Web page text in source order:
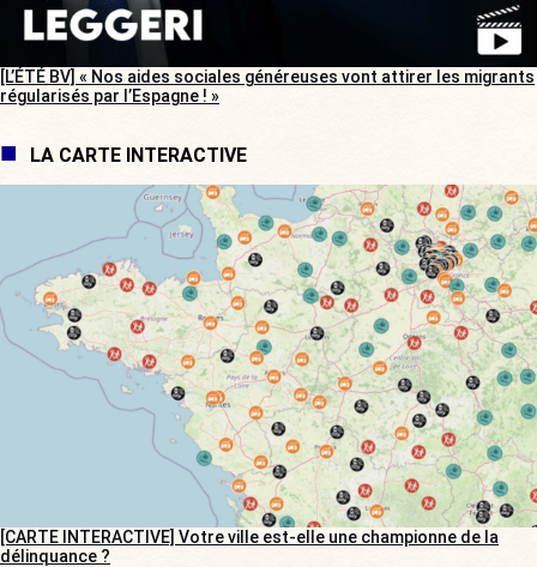
[L’ÉTÉ BV] « Nos aides sociales généreuses vont attirer les migrants
régularisés par l’Espagne ! »
LA CARTE INTERACTIVE
[CARTE INTERACTIVE] Votre ville est-elle une championne de la
délinquance ?